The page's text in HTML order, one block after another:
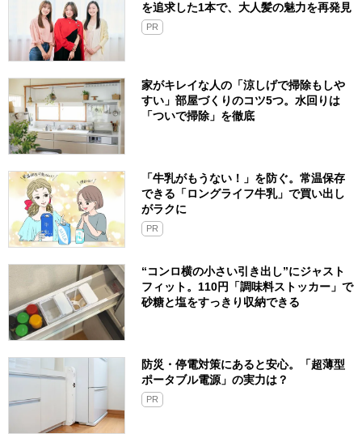
を追求した1本で、大人髪の魅力を再発見
PR
家がキレイな人の「涼しげで掃除もしや
すい」部屋づくりのコツ5つ。水回りは
「ついで掃除」を徹底
「牛乳がもうない！」を防ぐ。常温保存
できる「ロングライフ牛乳」で買い出し
がラクに
PR
“コンロ横の小さい引き出し”にジャスト
フィット。110円「調味料ストッカー」で
砂糖と塩をすっきり収納できる
防災・停電対策にあると安心。「超薄型
ポータブル電源」の実力は？​
PR